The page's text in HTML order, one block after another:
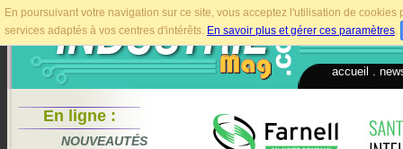
En poursuivant votre navigation sur ce site, vous acceptez l'utilisation de
services adaptés à vos centres d'intérêts. En savoir plus et gérer ces paramètres.
accueil
En ligne :
NOUVEAUTÉS